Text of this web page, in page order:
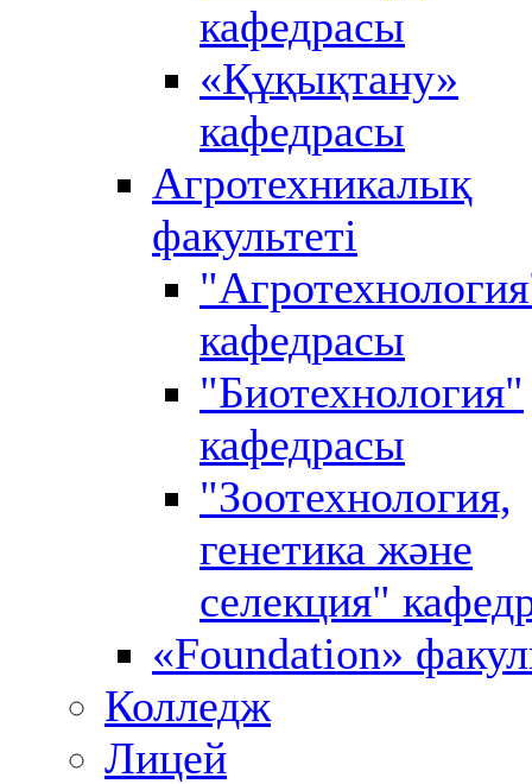
кафедрасы
«Құқықтану»
кафедрасы
Агротехникалық
факультеті
кафедрасы
"Биотехнология"
кафедрасы
"Зоотехнология,
генетика және
селекция"
«Foundation»
Колледж
Лицей